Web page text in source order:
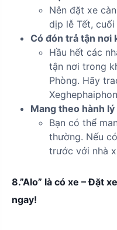
Nên đặt xe
dịp lễ Tết, cuối
Có đón trả tận nơi
Hầu hết các
tận nơi trong
Phòng. Hãy
Mang theo hành lý
Bạn có thể
thường. Nếu
trước với nhà
8.”Alo” là có xe – Đặt
ngay!